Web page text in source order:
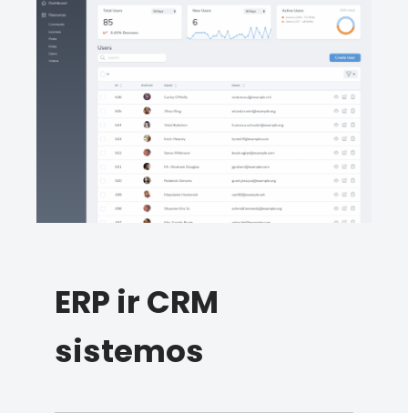
ERP ir CRM
sistemos